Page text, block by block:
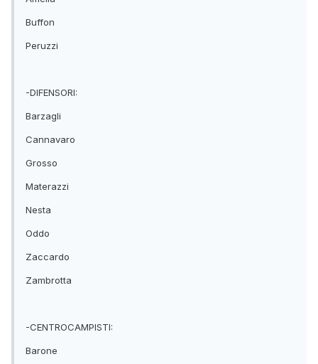
Buffon
Peruzzi
-DIFENSORI:
Barzagli
Cannavaro
Grosso
Materazzi
Nesta
Oddo
Zaccardo
Zambrotta
-CENTROCAMPISTI:
Barone